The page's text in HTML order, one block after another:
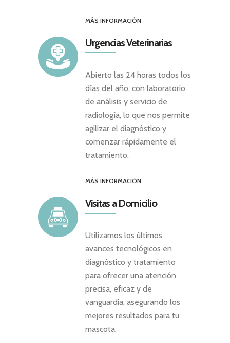
MÁS INFORMACIÓN
Urgencias Veterinarias
Abierto las 24 horas todos los
días del año, con laboratorio
de análisis y servicio de
radiología, lo que nos permite
agilizar el diagnóstico y
comenzar rápidamente el
tratamiento.
MÁS INFORMACIÓN
Visitas a Domicilio
Utilizamos los últimos
avances tecnológicos en
diagnóstico y tratamiento
para ofrecer una atención
precisa, eficaz y de
vanguardia, asegurando los
mejores resultados para tu
mascota.